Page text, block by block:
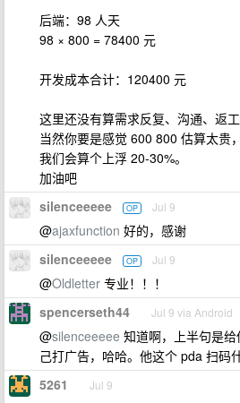
后端：98 人天
98 × 800 = 78400 元
开发成本合计：120400 元
这里还没有算需求反复、沟通、返
当然你要是感觉 600 800 估算太贵
我们会算个上浮 20-30%。
加油吧
silenceeeee OP Jul 9
@ajaxfunction 好的，感谢
silenceeeee OP Jul 9
@Oldletter 专业！！！
spencerseth44 Jul 9 via Android
@silenceeeee 知道啊，上半句是
己打广告，哈哈。他这个 pda 扫码
5261 Jul 9